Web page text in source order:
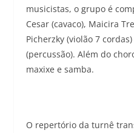
musicistas, o grupo é
Cesar (cavaco), Maicira
Picherzky (violão 7
(percussão). Além do
maxixe e samba.
O repertório da turnê